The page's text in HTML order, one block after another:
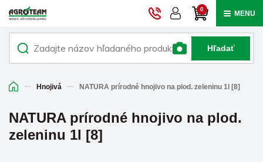
0 MENU
Hľadať
Hnojivá NATURA prírodné hnojivo na plod. zeleninu 1l [8]
NATURA prírodné hnojivo na plod.
zeleninu 1l [8]